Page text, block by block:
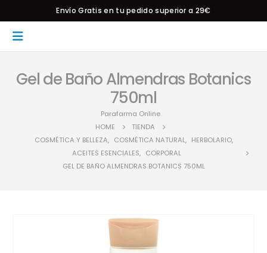
Envío Gratis en tu pedido superior a 29€
Gel de Baño Almendras Botanics
750ml
Parafarma Online
HOME
TIENDA
COSMÉTICA Y BELLEZA, COSMÉTICA NATURAL, HERBOLARIO,
ACEITES ESENCIALES, CORPORAL
GEL DE BAÑO ALMENDRAS BOTANICS 750ML